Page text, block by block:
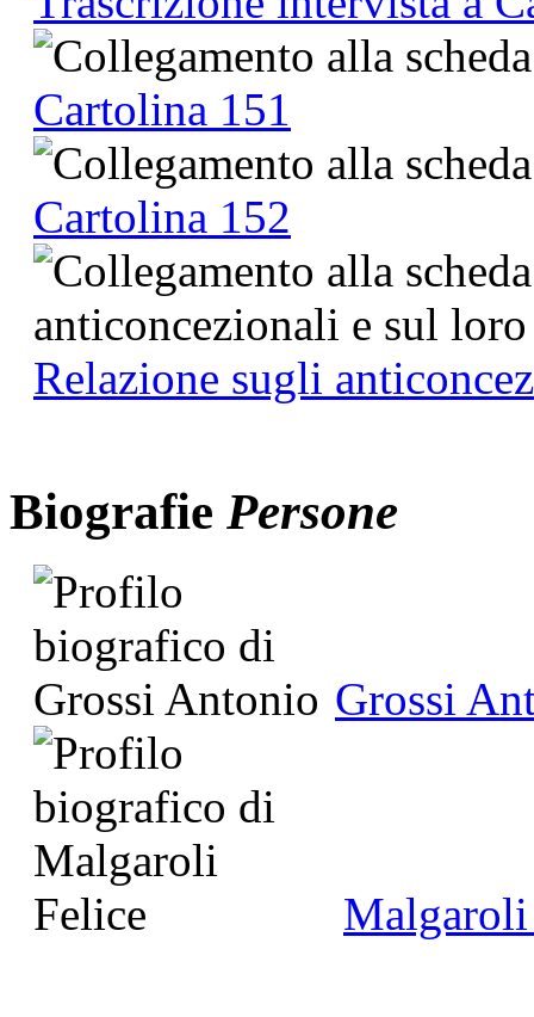
Cartolina 151
Cartolina 152
Relazione sugli
Biografie Persone
Grossi